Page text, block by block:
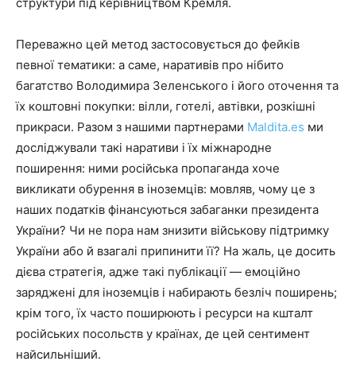
Переважно цей метод застосовується до фейків
певної тематики: а саме, наративів про нібито
багатство Володимира Зеленського і його оточення та
їх коштовні покупки: вілли, готелі, автівки, розкішні
прикраси. Разом з нашими партнерами Maldita.es ми
досліджували такі наративи і їх міжнародне
поширення: ними російська пропаганда хоче
викликати обурення в іноземців: мовляв, чому це з
наших податків фінансуються забаганки президента
України? Чи не пора нам знизити військову підтримку
України або й взагалі припинити її? На жаль, це досить
дієва стратегія, адже такі публікації — емоційно
заряджені для іноземців і набирають безліч поширень;
крім того, їх часто поширюють і ресурси на кшталт
російських посольств у країнах, де цей сентимент
найсильніший.